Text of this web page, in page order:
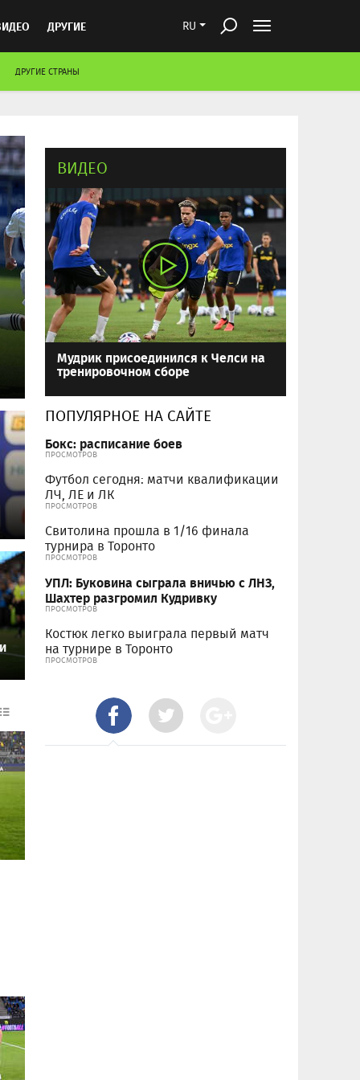
RU
ДРУГИЕ
ДРУГИЕ СТРАНЫ
ВИДЕО
Мудрик присоединился к Челси на
тренировочном сборе
ПОПУЛЯРНОЕ НА САЙТЕ
Бокс: расписание боев
ПРОСМОТРОВ
Футбол сегодня: матчи квалификации
ЛЧ, ЛЕ и ЛК
ПРОСМОТРОВ
Свитолина прошла в 1/16 финала
турнира в Торонто
ПРОСМОТРОВ
УПЛ: Буковина сыграла вничью с ЛНЗ,
Шахтер разгромил Кудривку
ПРОСМОТРОВ
Костюк легко выиграла первый матч
на турнире в Торонто
ПРОСМОТРОВ